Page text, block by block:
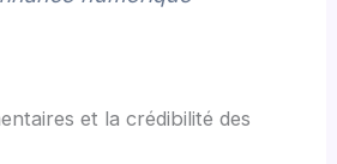
et la crédibilité des